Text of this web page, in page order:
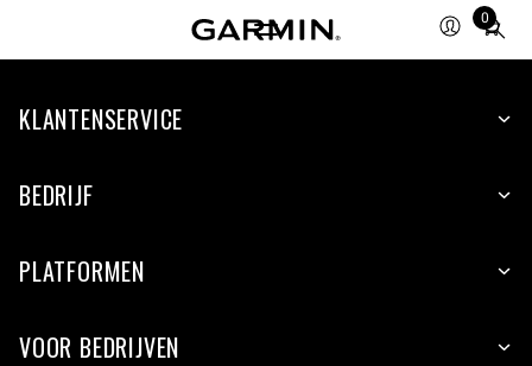
0
Total
items
cart:
KLANTENSERVICE
BEDRIJF
PLATFORMEN
VOOR BEDRIJVEN